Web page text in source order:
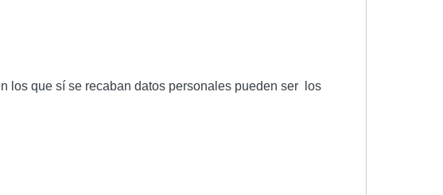
los que sí se recaban datos personales pueden ser los